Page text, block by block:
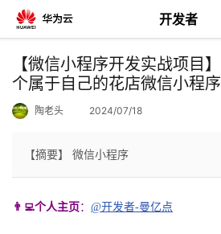
开发者
返
回
【微信小程序开发实战项
个属于自己的花店微信小程序
陶老头 2024/07/18
【摘要】 微信小程序
👨‍💻个人主页 ： @开发者-曼亿点